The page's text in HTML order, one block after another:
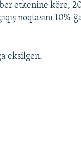
etkenine köre,
noqtasını 10%-
eksilgen.